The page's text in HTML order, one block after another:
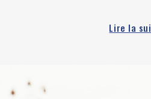
Lire la